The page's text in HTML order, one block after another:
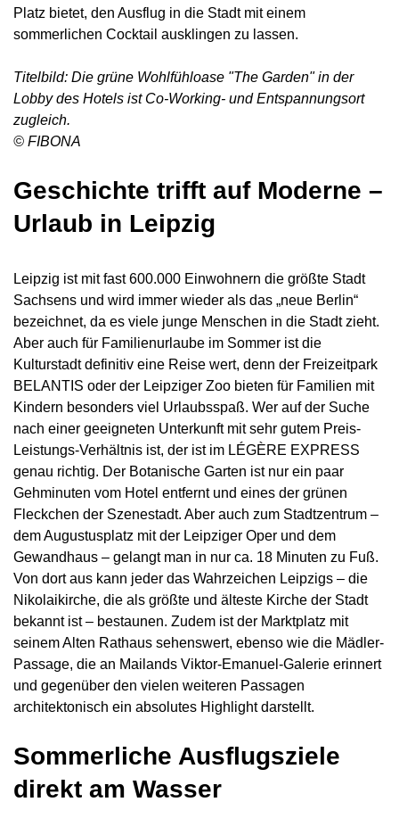
Platz bietet, den Ausflug in die Stadt mit einem
sommerlichen Cocktail ausklingen zu lassen.
Titelbild: Die grüne Wohlfühloase "The Garden" in der
Lobby des Hotels ist Co-Working- und Entspannungsort
zugleich.
© FIBONA
Geschichte trifft auf Moderne –
Urlaub in Leipzig
Leipzig ist mit fast 600.000 Einwohnern die größte Stadt
Sachsens und wird immer wieder als das „neue Berlin“
bezeichnet, da es viele junge Menschen in die Stadt zieht.
Aber auch für Familienurlaube im Sommer ist die
Kulturstadt definitiv eine Reise wert, denn der Freizeitpark
BELANTIS oder der Leipziger Zoo bieten für Familien mit
Kindern besonders viel Urlaubsspaß. Wer auf der Suche
nach einer geeigneten Unterkunft mit sehr gutem Preis-
Leistungs-Verhältnis ist, der ist im LÉGÈRE EXPRESS
genau richtig. Der Botanische Garten ist nur ein paar
Gehminuten vom Hotel entfernt und eines der grünen
Fleckchen der Szenestadt. Aber auch zum Stadtzentrum –
dem Augustusplatz mit der Leipziger Oper und dem
Gewandhaus – gelangt man in nur ca. 18 Minuten zu Fuß.
Von dort aus kann jeder das Wahrzeichen Leipzigs – die
Nikolaikirche, die als größte und älteste Kirche der Stadt
bekannt ist – bestaunen. Zudem ist der Marktplatz mit
seinem Alten Rathaus sehenswert, ebenso wie die Mädler-
Passage, die an Mailands Viktor-Emanuel-Galerie erinnert
und gegenüber den vielen weiteren Passagen
architektonisch ein absolutes Highlight darstellt.
Sommerliche Ausflugsziele
direkt am Wasser